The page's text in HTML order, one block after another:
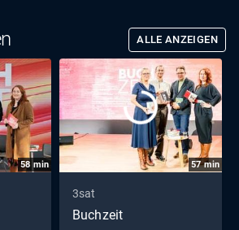
ALLE ANZEIGEN
58 min 57min
3sat
Buchzeit